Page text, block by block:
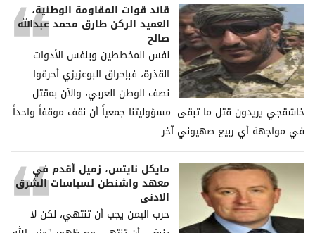
قائد قوات المقاومة الوطنية،
العميد الركن طارق محمد عبدالله
صالح
نفس المخططين وبنفس الأدوات
القذرة، فبإحراق البوعزيزي أحرقوا
نصف الوطن العربي، والآن بمقتل
خاشقجي يريدون قتل ما تبقى. مسؤوليتنا جمعياً أن نقف موقفاً واحداً
في مواجهة أي ربيع صهيوني آخر.
مايكل نايتس، زميل أقدم في
معهد واشنطن لسياسات الشرق
الادنى
حرب اليمن يجب أن تنتهي، لكن لا